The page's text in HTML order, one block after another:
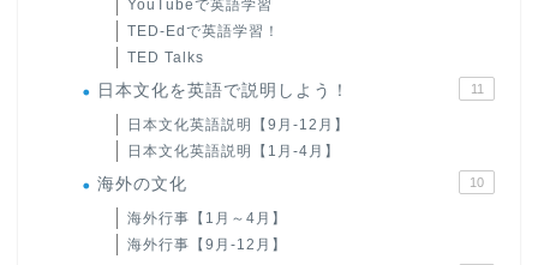
YouTubeで英語学習
TED-Edで英語学習！
TED Talks
日本文化を英語で説明しよう！ 11
日本文化英語説明【9月-12月】
日本文化英語説明【1月-4月】
海外の文化 10
海外行事【1月～4月】
海外行事【9月-12月】